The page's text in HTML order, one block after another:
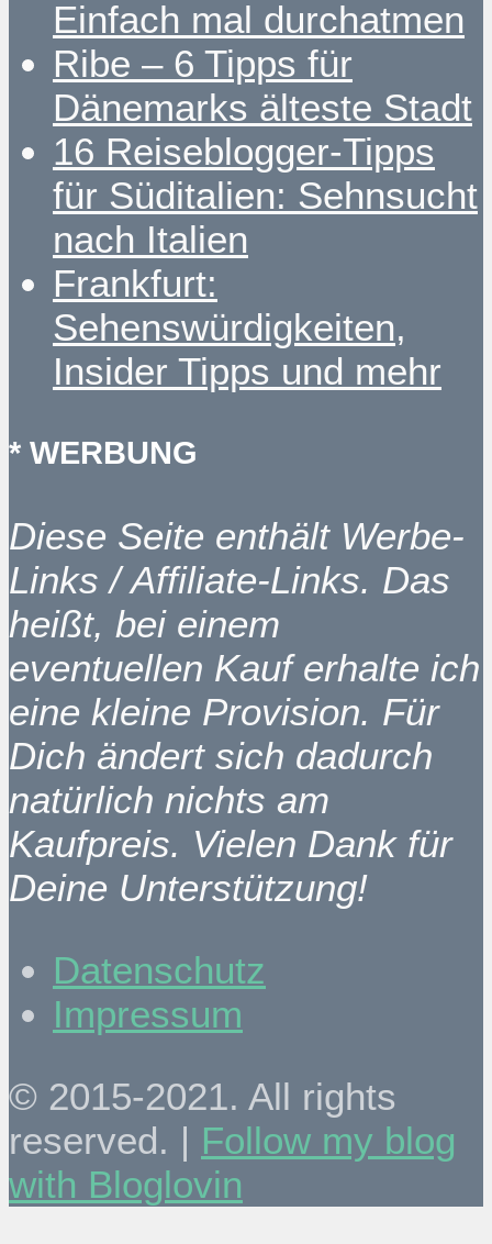
Einfach mal durchatmen
Ribe – 6 Tipps für
Dänemarks älteste Stadt
16 Reiseblogger-Tipps
für Süditalien: Sehnsucht
nach Italien
Frankfurt:
Sehenswürdigkeiten,
Insider Tipps und mehr
* WERBUNG
Diese Seite enthält Werbe-
Links / Affiliate-Links. Das
heißt, bei einem
eventuellen Kauf erhalte ich
eine kleine Provision. Für
Dich ändert sich dadurch
natürlich nichts am
Kaufpreis. Vielen Dank für
Deine Unterstützung!
Datenschutz
Impressum
© 2015-2021. All rights
reserved. | Follow my blog
with Bloglovin